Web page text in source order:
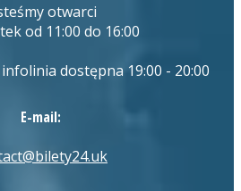
otwarci
od 11:00 do 16:00
dostępna 19:00 - 20:00
E-mail: